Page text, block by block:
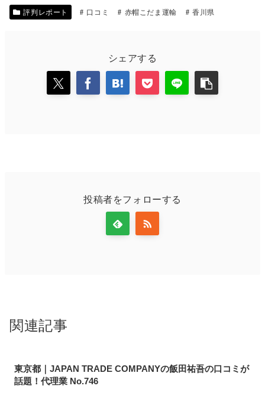
評判レポート 口コミ 赤帽こだま運輸 香川県
シェアする
投稿者をフォローする
関連記事
東京都｜JAPAN TRADE COMPANYの飯田祐吾の口コミが
話題！代理業 No.746